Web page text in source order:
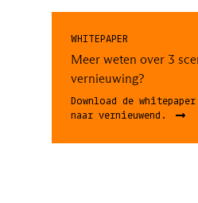
WHITEPAPER
Meer weten over 3
vernieuwing?
Download de
naar vernieuwend.